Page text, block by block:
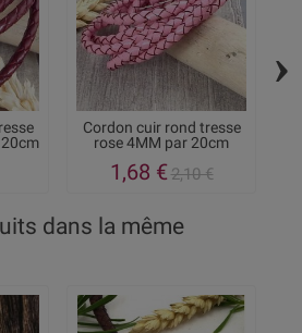
Cordon cuir rond tresse
rose 4MM par 20cm
1,68 €2,10 €
›
dans la même